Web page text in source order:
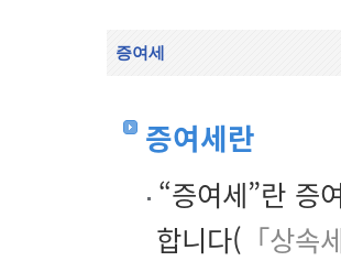
증여세
증여세란
“증여세”란 증
합니다( 「상